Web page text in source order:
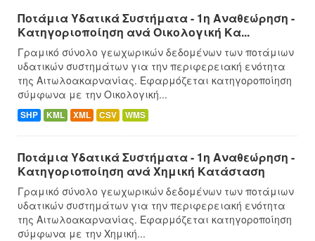
Ποτάμια Υδατικά Συστήματα - 1η Αναθεώρηση -
Κατηγοριοποίηση ανά Οικολογική Κα...
Γραμικό σύνολο γεωχωρικών δεδομένων των ποτάμιων
υδατικών συστημάτων για την περιφερειακή ενότητα
της Αιτωλοακαρνανίας. Εφαρμόζεται κατηγοροποίηση
σύμφωνα με την Οικολογική...
SHP KML XML CSV WMS
Ποτάμια Υδατικά Συστήματα - 1η Αναθεώρηση -
Κατηγοριοποίηση ανά Χημική Κατάσταση
Γραμικό σύνολο γεωχωρικών δεδομένων των ποτάμιων
υδατικών συστημάτων για την περιφερειακή ενότητα
της Αιτωλοακαρνανίας. Εφαρμόζεται κατηγοροποίηση
σύμφωνα με την Χημική...